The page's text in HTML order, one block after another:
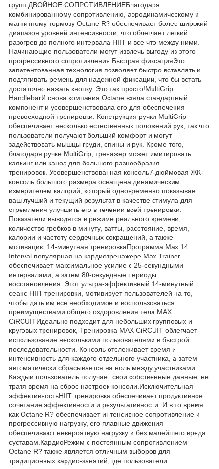
групп.ДВОЙНОЕ СОПРОТИВЛЕНИЕБлагодаря
комбинированному сопротивлению, аэродинамическому и
магнитному тормозу Octane R? обеспечивает более широкий
диапазон уровней интенсивности, что облегчает легкий
разогрев до полного интервала HIIT и все что между ними.
Начинающие пользователи могут извлечь выгоду из этого
прогрессивного сопротивления.Быстрая фиксацияЭто
запатентованная технология позволяет быстро вставлять и
подтягивать ремень для надежной фиксации, что бы встать
достаточно нажать кнопку. Это так просто!MultiGrip
HandlebarИ снова компания Octane взяла стандартный
компонент и усовершенствовала его для обеспечения
превосходной тренировки. Конструкция ручки MultiGrip
обеспечивает несколько естественных положений рук, так что
пользователи получают больший комфорт и могут
задействовать мышцы груди, спины и рук. Кроме того,
благодаря ручке MultiGrip, тренажер может имитировать
каякинг или каноэ для большего разнообразия
тренировок. Усовершенствованная консоль7-дюймовая ЖК-
консоль большого размера оснащена динамическим
измерителем калорий, который одновременно показывает
ваш лучший и текущий результат в качестве стимула для
стремления улучшить его в течении всей тренировки.
Показатели выводятся в режиме реального времени,
количество гребков в минуту, ватты, расстояние, время,
калории и частоту сердечных сокращений, а также
мотивацию.14-минутная тренировкаПрограмма Max 14
Interval популярная на кардиотренажере Max Trainer
обеспечивает максимальное усилие с 25-секундными
интервалами, а затем 80-секундные периоды
восстановления. Этот ультра-эффективный 14-минутный
сеанс HIIT тренировки, мотивирует пользователей на то,
чтобы дать им все необходимое и воспользоваться
преимуществами общего оздоровления тела.MAX
CiRCUITИдеально подходит для небольших групповых и
круговых тренировок, Тренировка MAX CiRCUIT облегчает
использование несколькими пользователями в быстрой
последовательности. Консоль отслеживает время и
интенсивность для каждого отдельного участника, а затем
автоматически сбрасывается на ноль между участниками.
Каждый пользователь получает свои собственные данные, не
тратя время на сброс настроек консоли.Исключительная
эффективностьHIIT тренировка обеспечивает продуктивное
сочетание эффективности и результативности. И в то время
как Octane R? обеспечивает интенсивное сопротивление и
прогрессивную нагрузку, его плавные движения
обеспечивают невероятную нагрузку и без малейшего вреда
суставам.КардиоРежим с постоянным сопротивлением
Octane R? также является отличным выборов для
традиционных кардио-занятий, где пользователи